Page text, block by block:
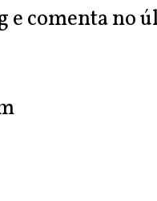
e comenta no